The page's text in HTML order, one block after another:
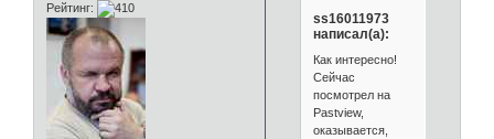
Рейтинг:
ss16011973
написал(а):
Как интересно!
Сейчас
посмотрел на
Pastview,
оказывается,